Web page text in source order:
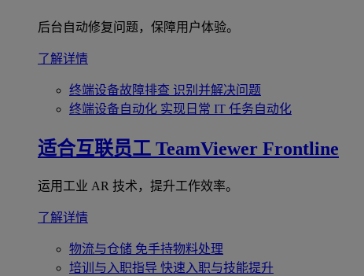
后台自动修复问题，保障用户体验。
了解详情
终端设备故障排查 识别并解决问题
终端设备自动化 实现日常 IT 任务自动化
适合互联员工 TeamViewer Frontline
运用工业 AR 技术，提升工作效率。
了解详情
物流与仓储 免手持物料处理
培训与入职指导 快速入职与技能提升